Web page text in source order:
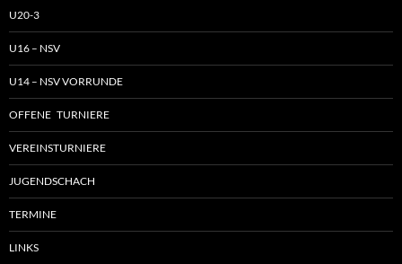
U20-3
U16 – NSV
U14 – NSV VORRUNDE
OFFENE TURNIERE
VEREINSTURNIERE
JUGENDSCHACH
TERMINE
LINKS